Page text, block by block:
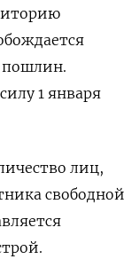
пошлин.
1 января
лиц,
свободной